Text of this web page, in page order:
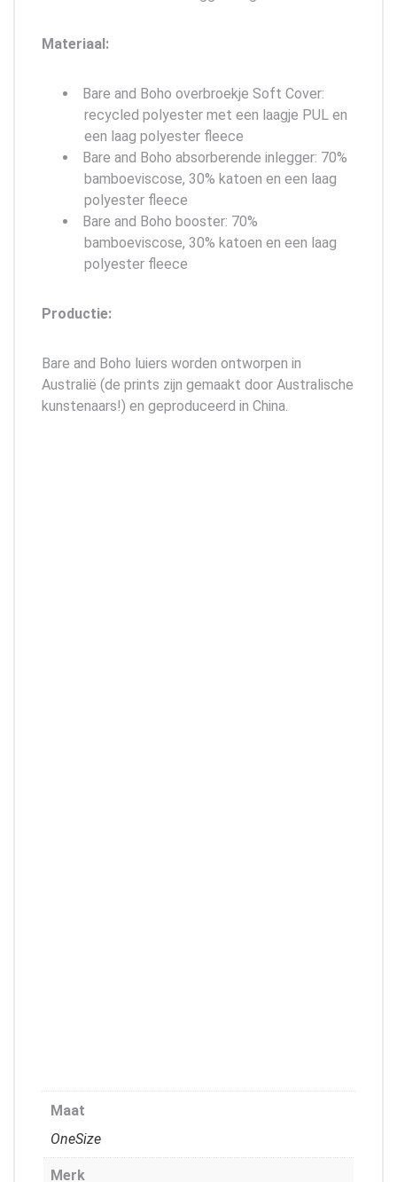
Materiaal:
Bare and Boho overbroekje Soft Cover:
recycled polyester met een laagje PUL en
een laag polyester fleece
Bare and Boho absorberende inlegger: 70%
bamboeviscose, 30% katoen en een laag
polyester fleece
Bare and Boho booster: 70%
bamboeviscose, 30% katoen en een laag
polyester fleece
Productie:
Bare and Boho luiers worden ontworpen in
Australië (de prints zijn gemaakt door Australische
kunstenaars!) en geproduceerd in China.
Maat
OneSize
Merk